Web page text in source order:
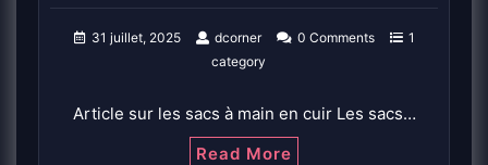
31 juillet, 2025 dcorner 0 Comments
1
category
Article sur les sacs à main en cuir Les sacs…
Read More